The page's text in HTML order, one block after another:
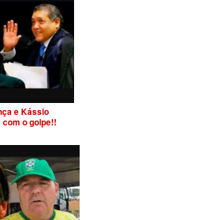
e Kássio
o golpe!!